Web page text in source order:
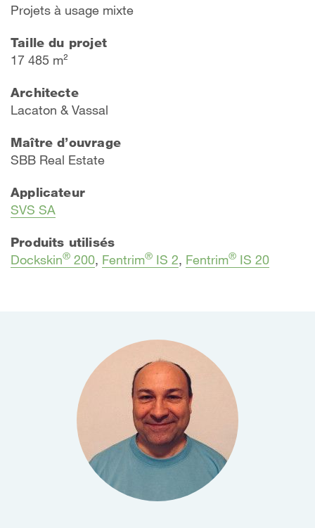
Projets à usage mixte
Taille du projet
17 485 m²
Architecte
Lacaton & Vassal
Maître d’ouvrage
​SBB Real Estate
Applicateur
SVS SA
Produits utilisés
Dockskin® 200, Fentrim® IS 2, Fentrim® IS 20